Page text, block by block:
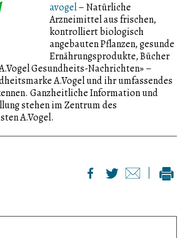
avogel– Natürliche
Arzneimittel aus frischen,
kontrolliert biologisch
angebauten Pflanzen, gesunde
Ernährungsprodukte, Bücher
Gesundheits-Nachrichten» –
A.Vogel und ihr umfassendes
Ganzheitliche Information und
stehen im Zentrum des
A.Vogel.